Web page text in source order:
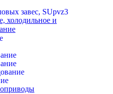
завес, SUpvz3
холодильное и